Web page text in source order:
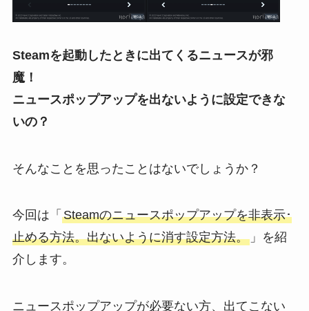
Steamを起動したときに出てくるニュースが邪
魔！
ニュースポップアップを出ないように設定できな
いの？
そんなことを思ったことはないでしょうか？
今回は「 Steamのニュースポップアップを非表示･
止める方法。出ないように消す設定方法。」を紹
介します。
ニュースポップアップが必要ない方、出てこない